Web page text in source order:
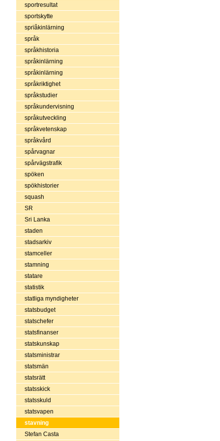
sportresultat
sportskytte
sprïåkinlärning
språk
språkhistoria
språkinlärning
språkinlärning
språkriktighet
språkstudier
språkundervisning
språkutveckling
språkvetenskap
språkvård
spårvagnar
spårvägstrafik
spöken
spökhistorier
squash
SR
Sri Lanka
staden
stadsarkiv
stamceller
stamning
statare
statistik
statliga myndigheter
statsbudget
statschefer
statsfinanser
statskunskap
statsministrar
statsmän
statsrätt
statsskick
statsskuld
statsvapen
stavning
Stefan Casta